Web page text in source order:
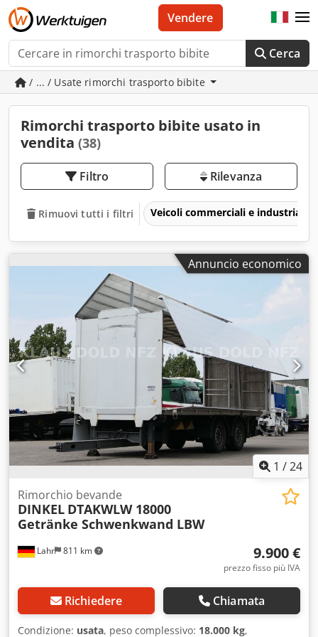
Cerca
Vendere
/ ... / Usate rimorchi trasporto bibite
Rimorchi trasporto bibite usato in
vendita (38)
Filtro Rilevanza
Rimuovi tutti i filtri Veicoli commerciali e industriali
Annuncio economico
1 /24
Lahr 811 km
Rimorchio bevande
DINKEL DTAKWLW 18000
Getränke Schwenkwand LBW
9.900 €
prezzo fisso più IVA
Richiedere Chiamata
Condizione: usata, peso complessivo: 18.000 kg,